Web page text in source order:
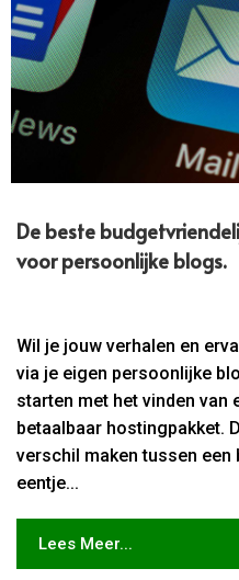
De beste
voor persoonlijke blogs.​
Wil je jouw verhalen en
via je eigen persoonlijke
starten met het vinden van
betaalbaar hostingpakket.
verschil maken tussen
eentje...
Lees Meer...